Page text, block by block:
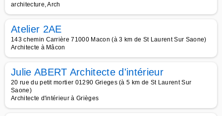
architecture, Arch
Atelier 2AE
143 chemin Carrière 71000 Macon (à 3 km de St Laurent Sur Saone)
Architecte à Mâcon
Julie ABERT Architecte d'intérieur
20 rue du petit mortier 01290 Grieges (à 5 km de St Laurent Sur
Saone)
Architecte d'intérieur à Grièges